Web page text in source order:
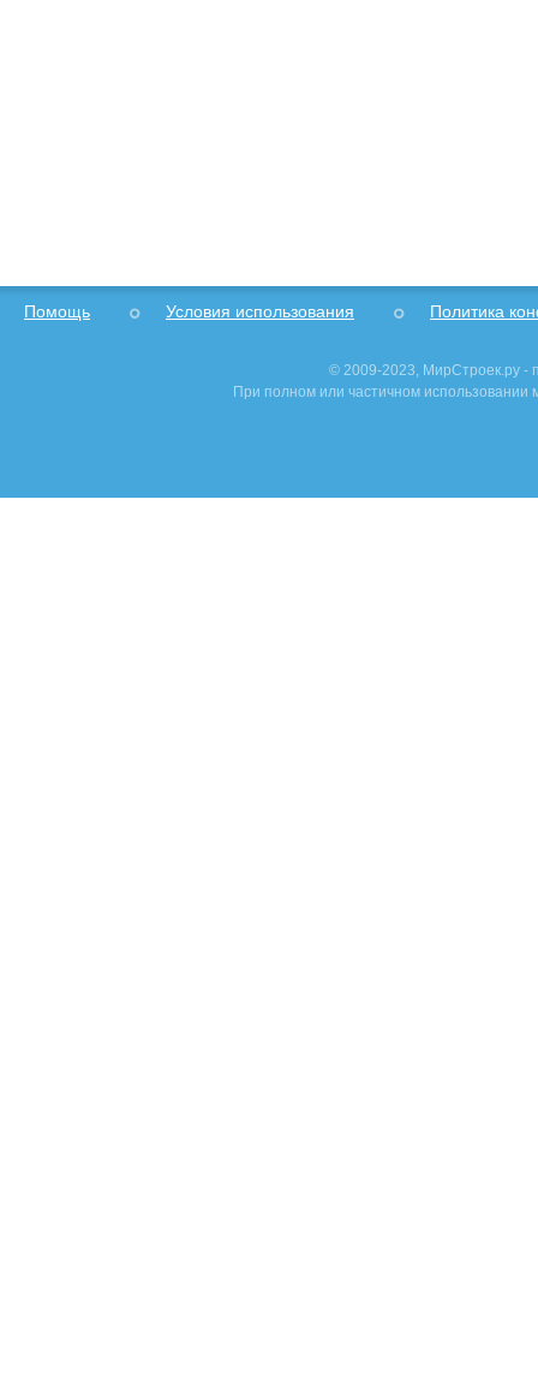
Помощь Условия использования Политика
© 2009-2023, МирСтроек.ру -
При полном или частичном использовании